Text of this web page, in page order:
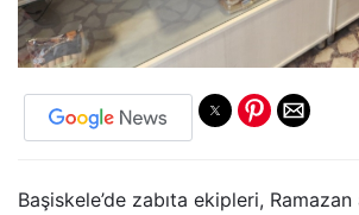
Başiskele’de zabıta ekipleri, Ramazan